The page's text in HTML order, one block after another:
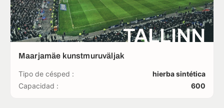
TALLINN
Maarjamäe kunstmuruväljak
Tipo de césped :
hierba sintética
Capacidad :
600